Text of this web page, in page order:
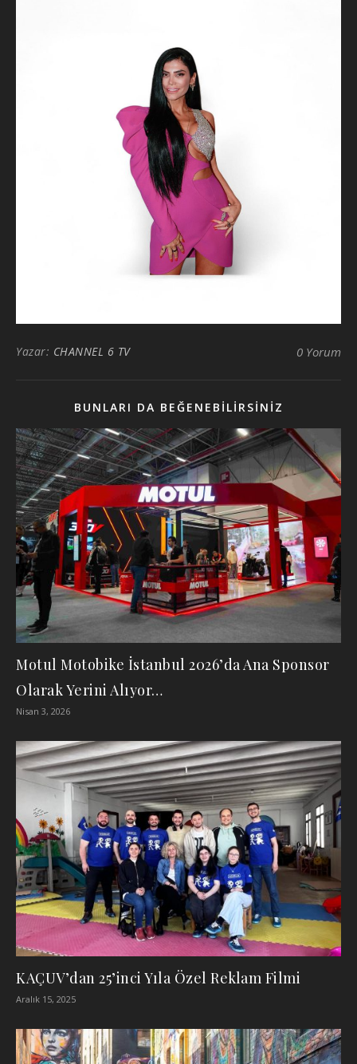
Yazar: CHANNEL 6 TV 0 Yorum
BUNLARI DA BEĞENEBILIRSINIZ
Motul Motobike İstanbul 2026’da Ana Sponsor
Olarak Yerini Alıyor…
Nisan 3, 2026
KAÇUV’dan 25’inci Yıla Özel Reklam Filmi
Aralık 15, 2025